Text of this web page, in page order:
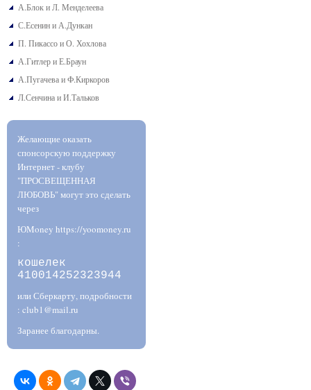
А.Блок и Л. Менделеева
С.Есенин и А.Дункан
П. Пикассо и О. Хохлова
А.Гитлер и Е.Браун
А.Пугачева и Ф.Киркоров
Л.Сенчина и И.Тальков
Желающие оказать
спонсорскую поддержку
Интернет - клубу
"ПРОСВЕЩЕННАЯ
ЛЮБОВЬ" могут это сделать
через
ЮMoney https://yoomoney.ru
:
кошелек
410014252323944
или Сберкарту, подробности
: club1@mail.ru
Заранее благодарны.